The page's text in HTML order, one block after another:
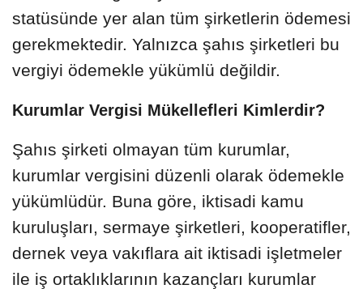
statüsünde yer alan tüm şirketlerin ödemesi
gerekmektedir. Yalnızca şahıs şirketleri bu
vergiyi ödemekle yükümlü değildir.
Kurumlar Vergisi Mükellefleri Kimlerdir?
Şahıs şirketi olmayan tüm kurumlar,
kurumlar vergisini düzenli olarak ödemekle
yükümlüdür. Buna göre, iktisadi kamu
kuruluşları, sermaye şirketleri, kooperatifler,
dernek veya vakıflara ait iktisadi işletmeler
ile iş ortaklıklarının kazançları kurumlar